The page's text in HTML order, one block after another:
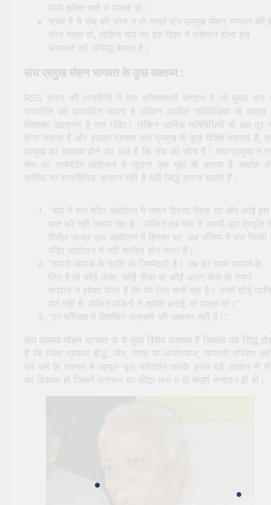
लिये शक्ति क्यों न मांगता हो।
संभव है ये संघ की सोच न हो मात्र संघ प्रमुख मोहन भागवत की
सोच मात्र हो, लेकिन संघ का इस दिशा में गतिमान होना इस
संभावना को असिद्ध करता है।
संघ प्रमुख मोहन भागवत के कुछ वक्तव्य :
RSS भारत की राजनीति में एक शक्तिशाली संगठन है जो मुख्य रूप
राजनीति को प्रभावित करता है लेकिन धार्मिक गतिविधियां भी करता
जिसका उदाहरण है राम मंदिर। लेकिन धार्मिक गतिविधियों से अब दूर
होना चाहता है और इसका प्रमाण संघ प्रमुख के कुछ विशेष वक्तव्य हैं,
प्रमुख का वक्तव्य होने का अर्थ है कि संघ की सोच है। संघ प्रमुख ने
संघ का राममंदिर आंदोलन से जुड़ना एक भूल भी बताया है अर्थात
धार्मिक या राजनीतिक संगठन नहीं है यही सिद्ध करना चाहते हैं।
“संघ ने राम मंदिर आंदोलन में जरूर हिस्सा लिया था और कोई इस
बात को नहीं नकार रहा है। लेकिन तब संघ ने अपनी मूल प्रवृति
विरोध जाकर उस आंदोलन में हिस्सा था, अब भविष्य में संघ किसी
मंदिर आंदोलन में नहीं शामिल होने वाला है।”
“हमारी समाज के प्रति भी ज़िम्मेदारी है। जब हर काम समाज के
लिए है तो कोई ऊंचा, कोई नीचा या कोई अलग कैसे हो गया?
भगवान ने हमेशा बोला है कि मेरे लिए सभी एक है। उनमें कोई
वर्ण नहीं है, लेकिन पंडितों ने श्रेणी बनाई, वो गलत था।”
“हर मस्जिद में शिवलिंग तलाशने की जरूरत नहीं है।”
संघ प्रमख मोहन भागवत के ये कुछ विशेष वक्तव्य हैं जिससे यह सिद्ध
है कि जिस प्रकार बौद्ध, जैन, सिख या आर्यसमाज, गायत्री परिवार
बने धर्म के स्वरूप में आमूल-चूल परिवर्तन करके इनसे बड़े आकार में
का विकास हो जिसमें सनातन का छोटा भाग न हो संपूर्ण सनातन ही हो।